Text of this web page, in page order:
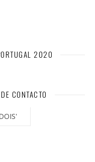
2020
CONTACTO